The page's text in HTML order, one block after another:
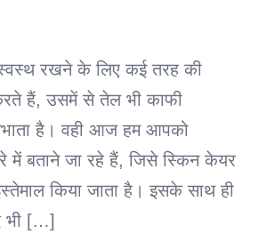
रखने के लिए कई तरह की
हैं, उसमें से तेल भी काफी
है। वही आज हम आपको
में बताने जा रहे हैं, जिसे स्किन केयर
किया जाता है। इसके साथ ही
भी […]